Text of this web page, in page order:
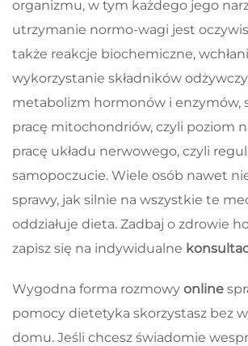
organizmu, w tym każdego jego
utrzymanie normo-wagi jest
także reakcje biochemiczne,
wykorzystanie składników
metabolizm hormonów i enzymów,
pracę mitochondriów, czyli poziom
pracę układu nerwowego, czyli
samopoczucie. Wiele osób nawet
sprawy, jak silnie na wszystkie te
oddziałuje dieta. Zadbaj o zdrowie
zapisz się na indywidualne
Wygodna forma rozmowy online
pomocy dietetyka skorzystasz bez
domu. Jeśli chcesz świadomie